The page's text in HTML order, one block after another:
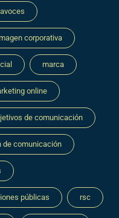
corporativa
marca
online
de comunicación
de comunicación
públicas rsc